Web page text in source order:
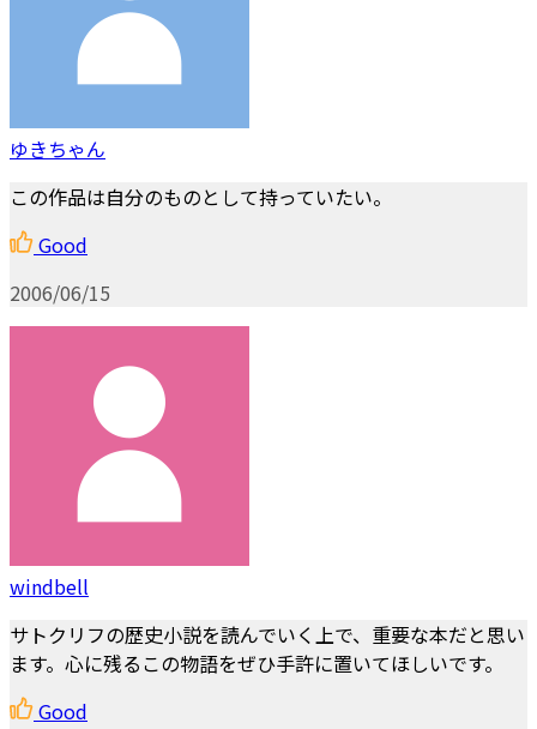
ゆきちゃん
この作品は自分のものとして持っていたい。
Good
2006/06/15
windbell
サトクリフの歴史小説を読んでいく上で、重要な本だと思い
ます。心に残るこの物語をぜひ手許に置いてほしいです。
Good